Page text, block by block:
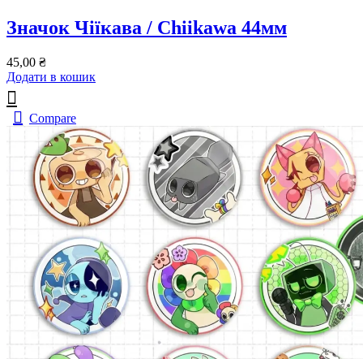
Значок Чіїкава / Chiikawa 44мм
45,00 ₴
Додати в кошик
Compare